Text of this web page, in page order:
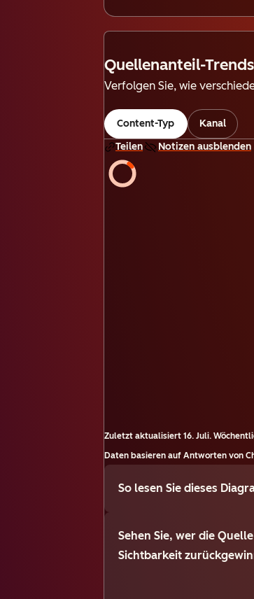
Quellenanteil-Trends
Verfolgen Sie, wie
Content-Typ Kanal
Teilen Notizen ausblenden
Zuletzt aktualisiert 16. Juli.
Daten basieren auf Antworten von
So lesen Sie dieses
Sehen Sie, wer die
Sichtbarkeit